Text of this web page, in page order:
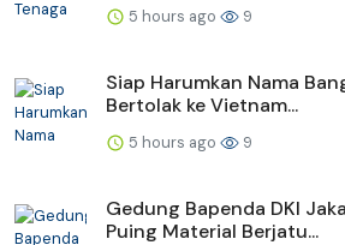
5 hours ago 9
Siap Harumkan Nama
Bertolak ke Vietnam...
5 hours ago 9
Gedung Bapenda DKI
Puing Material Berjatu...